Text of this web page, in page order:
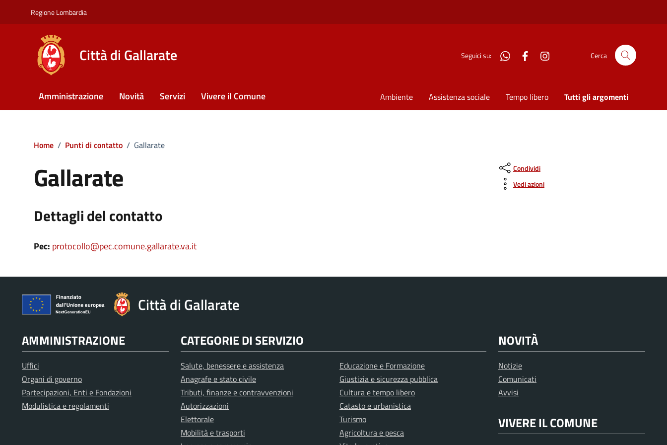
Regione Lombardia
Città di Gallarate Seguici su: WhatsAppFacebook Cerca
Amministrazione Novità Servizi Vivere il Comune Ambiente Assistenza sociale Tempo libero Tutti gli argomenti
Home / Punti di contatto / Gallarate
Gallarate
Dettagli del contatto
Pec: protocollo@pec.comune.gallarate.va.it
Condividi
Vedi azioni
Città di Gallarate
AMMINISTRAZIONE
Uffici
Organi di governo
Partecipazioni, Enti e Fondazioni
Modulistica e regolamenti
CATEGORIE DI SERVIZIO
Salute, benessere e assistenza
Anagrafe e stato civile
Tributi, finanze e contravvenzioni
Autorizzazioni
Elettorale
Mobilità e trasporti
Educazione e Formazione
Giustizia e sicurezza pubblica
Cultura e tempo libero
Catasto e urbanistica
Turismo
Agricoltura e pesca
NOVITÀ
Notizie
Comunicati
Avvisi
VIVERE IL COMUNE